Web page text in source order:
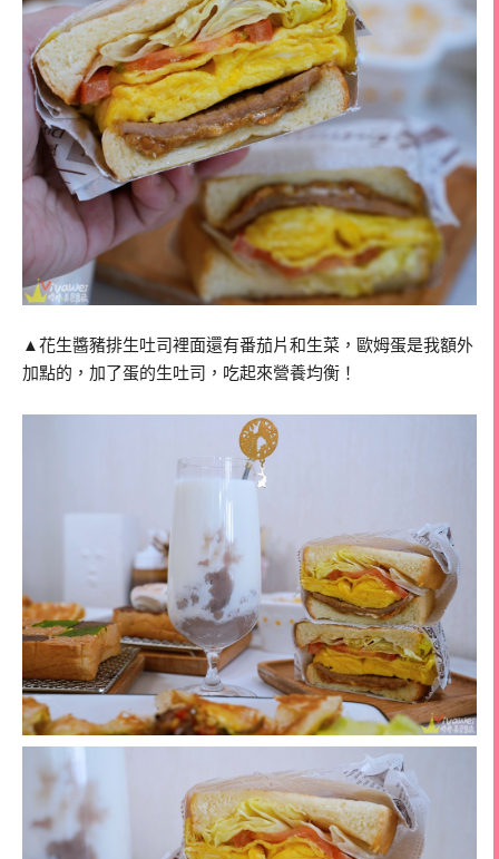
▲花生醬豬排生吐司裡面還有番茄片和生菜，歐姆蛋是我額外
加點的，加了蛋的生吐司，吃起來營養均衡！